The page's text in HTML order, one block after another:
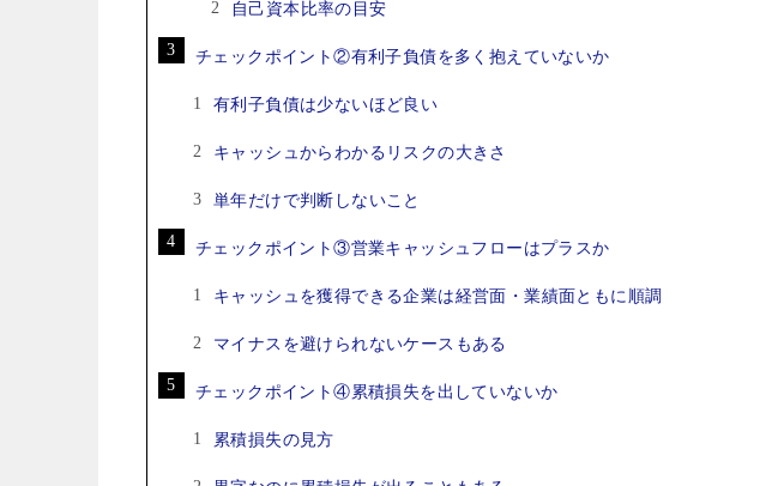
自己資本比率の目安
チェックポイント②有利子負債を多く抱えていないか
有利子負債は少ないほど良い
キャッシュからわかるリスクの大きさ
単年だけで判断しないこと
チェックポイント③営業キャッシュフローはプラスか
キャッシュを獲得できる企業は経営面・業績面ともに順調
マイナスを避けられないケースもある
チェックポイント④累積損失を出していないか
累積損失の見方